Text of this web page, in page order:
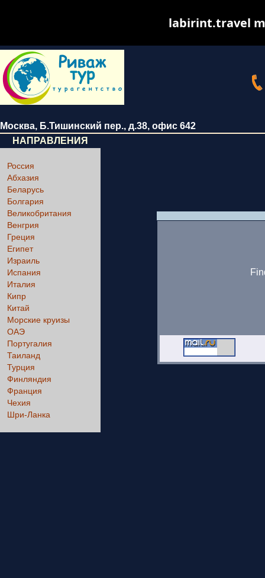
Москва, Б.Тишинский пер., д.38, офис 642
НАПРАВЛЕНИЯ
Россия
Абхазия
Беларусь
Болгария
Великобритания
Венгрия
Греция
Египет
Израиль
Испания
Италия
Кипр
Китай
Морские круизы
ОАЭ
Португалия
Таиланд
Турция
Финляндия
Франция
Чехия
Шри-Ланка
labirint.travel